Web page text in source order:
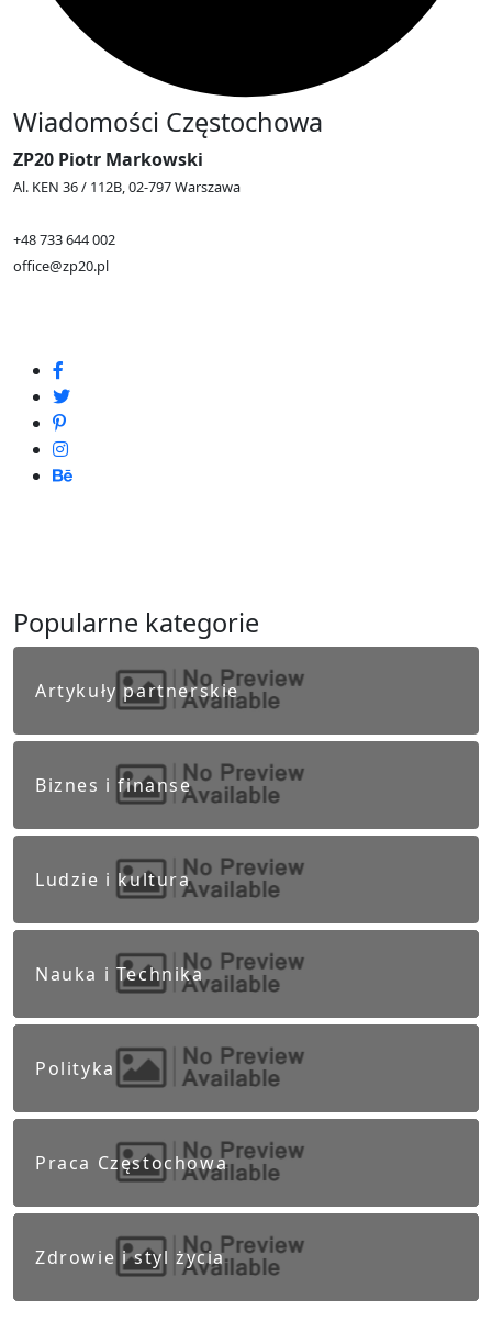
Wiadomości Częstochowa
ZP20 Piotr Markowski
Al. KEN 36 / 112B, 02-797 Warszawa
+48 733 644 002
office@zp20.pl
Popularne kategorie
Artykuły partnerskie
Biznes i finanse
Ludzie i kultura
Nauka i Technika
Polityka
Praca Częstochowa
Zdrowie i styl życia